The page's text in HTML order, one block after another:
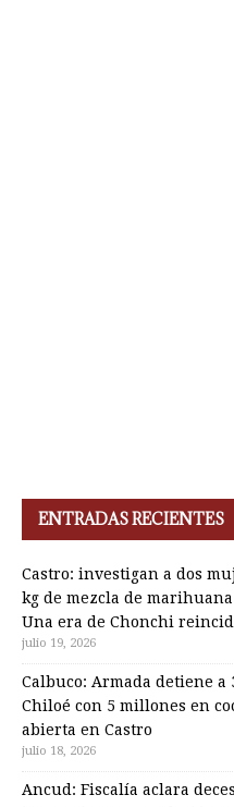
ENTRADAS RECIENTES
Castro: investigan a dos
kg de mezcla de
Una era de Chonchi
julio 19, 2026
Calbuco: Armada detiene a
Chiloé con 5 millones en
abierta en Castro
julio 18, 2026
Ancud: Fiscalía aclara